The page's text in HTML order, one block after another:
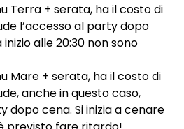
Terra + serata, ha il costo di
l’accesso al party dopo
alle 20:30 non sono
Mare + serata, ha il costo di
anche in questo caso,
dopo cena. Si inizia a cenare